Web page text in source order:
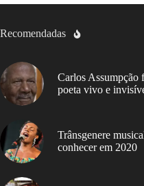
Recomendadas
Carlos Assumpção
poeta vivo e
Trânsgenere
conhecer em 2020